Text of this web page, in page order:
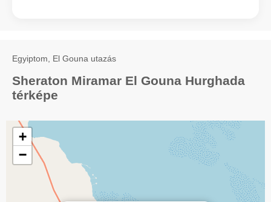
Egyiptom, El Gouna utazás
Sheraton Miramar El Gouna Hurghada
térképe
+
−